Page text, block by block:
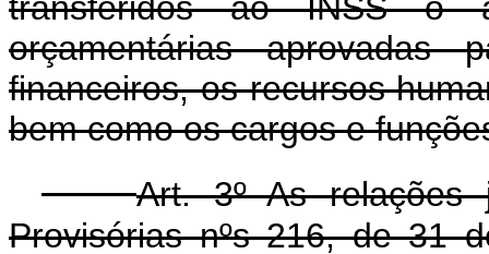
orçamentárias
financeiros, os recursos
bem como os cargos e
Art. 3º As relações
Provisórias nºs 216, de 31